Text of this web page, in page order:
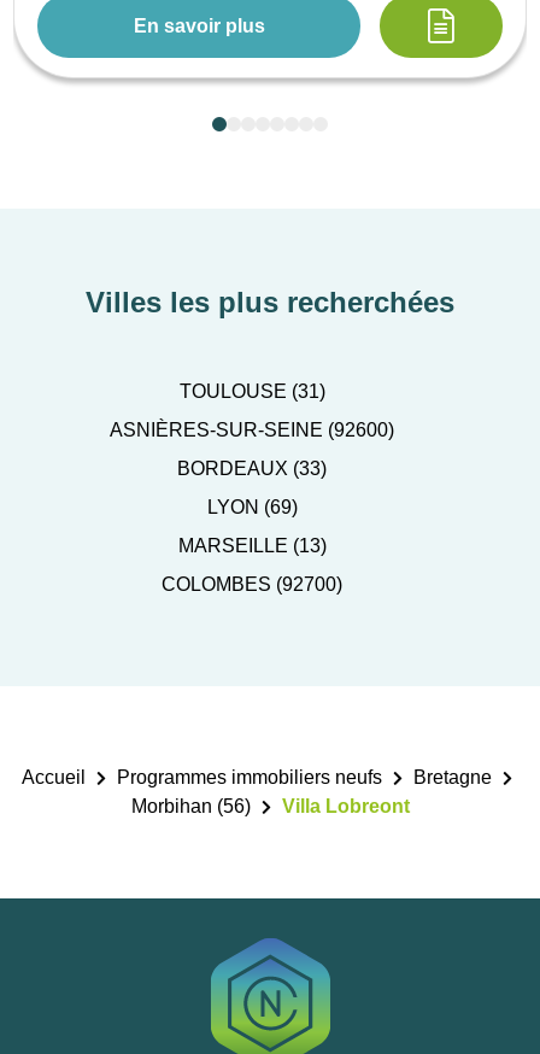
En savoir plus
Villes les plus recherchées
TOULOUSE (31)
ASNIÈRES-SUR-SEINE (92600)
BORDEAUX (33)
LYON (69)
MARSEILLE (13)
COLOMBES (92700)
Accueil Programmes immobiliers neufs
Bretagne
Morbihan (56)
Villa Lobreont